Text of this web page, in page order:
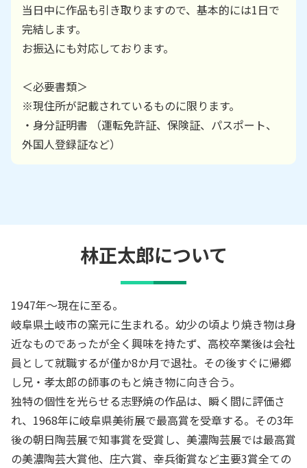
当日中に作品も引き取りますので、基本的には1日で
完結します。
お振込にも対応しております。
＜必要書類＞
※現住所が記載されているものに限ります。
・身分証明書 （運転免許証、保険証、パスポート、
外国人登録証など）
林正太郎について
1947年～現在に至る。
岐阜県土岐市の窯元に生まれる。幼少の頃より焼き物は身
近なものであったが全く興味を持たず、高校卒業後は会社
員として就職するが僅か8か月で退社。その後すぐに帰郷
し兄・孝太郎の師事のもと焼き物に向き合う。
独特の個性を光らせる志野焼の作品は、瞬く間に評価さ
れ、1968年に岐阜県美術展で最高賞を受章する。その3年
後の朝日陶芸展で知事賞を受賞し、美濃陶芸展では最高賞
の美濃陶芸大賞他、庄六賞、幸兵衛賞など主要3賞全ての